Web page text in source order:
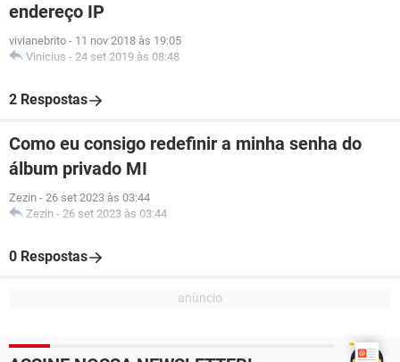
endereço IP
vivianebrito - 11 nov 2018 às 19:05
Vinicius - 24 set 2019 às 08:48
2 Respostas
Como eu consigo redefinir a minha senha do
álbum privado MI
Zezin - 26 set 2023 às 03:44
Zezin - 26 set 2023 às 03:44
0 Respostas